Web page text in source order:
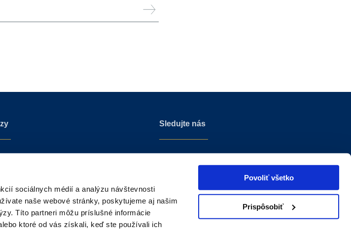
sociálnych médií a analýzu návštevnosti
naše webové stránky, poskytujeme aj našim
Títo partneri môžu príslušné informácie
ktoré od vás získali, keď ste používali ich
Povoliť všetko
Prispôsobiť
Auction House
Sledujte nás